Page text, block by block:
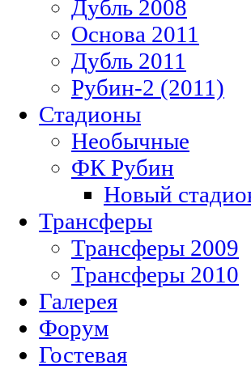
Дубль 2008
Основа 2011
Дубль 2011
Рубин-2 (2011)
Стадионы
Необычные
ФК Рубин
Новый
Трансферы
Трансферы 2009
Трансферы 2010
Галерея
Форум
Гостевая